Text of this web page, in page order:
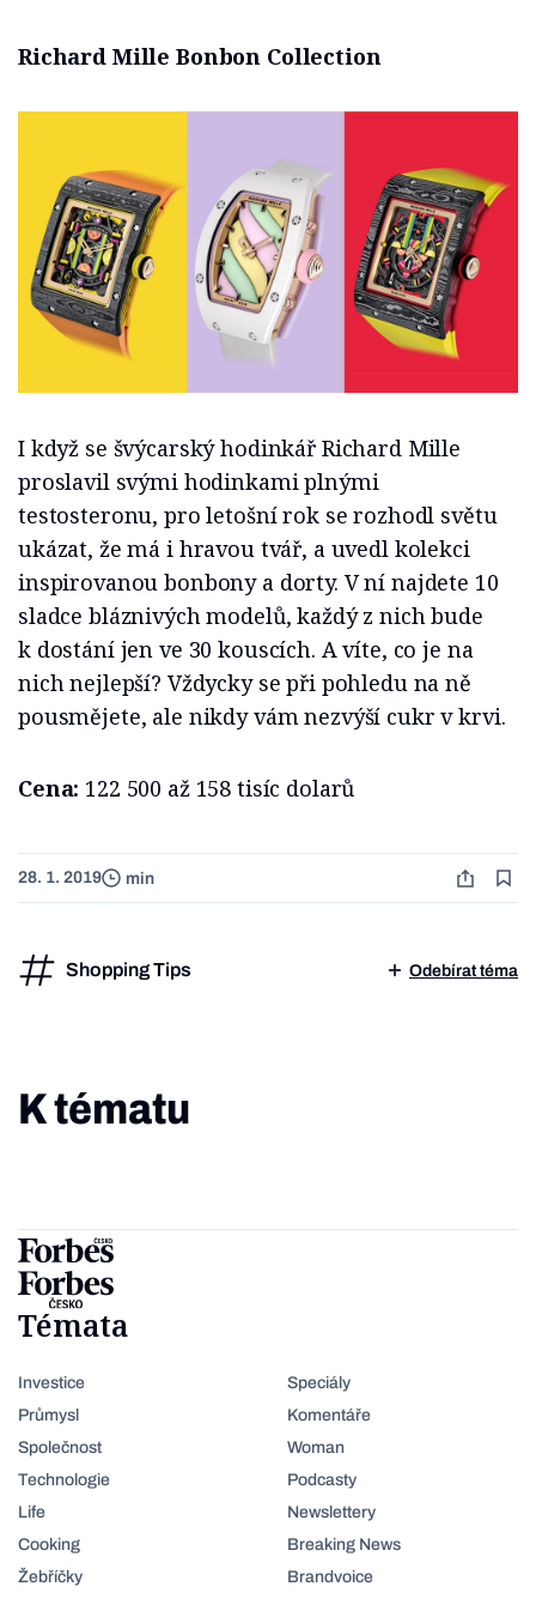
Richard Mille Bonbon Collection
I když se švýcarský hodinkář Richard Mille
proslavil svými hodinkami plnými
testosteronu, pro letošní rok se rozhodl světu
ukázat, že má i hravou tvář, a uvedl kolekci
inspirovanou bonbony a dorty. V ní najdete 10
sladce bláznivých modelů, každý z nich bude
k dostání jen ve 30 kouscích. A víte, co je na
nich nejlepší? Vždycky se při pohledu na ně
pousmějete, ale nikdy vám nezvýší cukr v krvi.
Cena: 122 500 až 158 tisíc dolarů
28. 1. 2019 min
Shopping Tips Odebírat téma
K tématu
Témata
Investice
Průmysl
Společnost
Technologie
Life
Cooking
Žebříčky
Speciály
Komentáře
Woman
Podcasty
Newslettery
Breaking News
Brandvoice